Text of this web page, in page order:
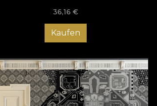
36,16 €
Kaufen